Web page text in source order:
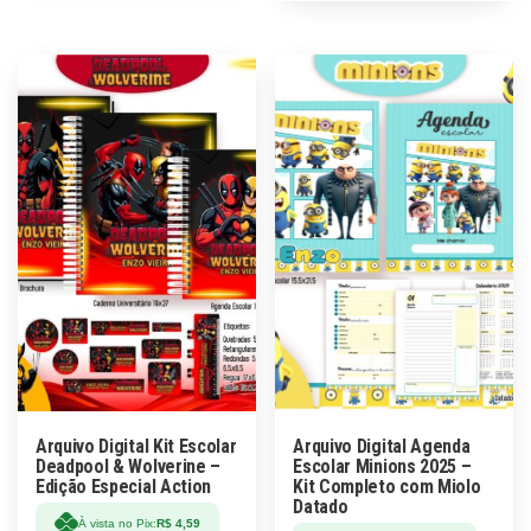
Arquivo Digital Kit Escolar
Deadpool & Wolverine –
Edição Especial Action
À vista no Pix:R$ 4,59
Arquivo Digital Agenda
Escolar Minions 2025 –
Kit Completo com Miolo
Datado